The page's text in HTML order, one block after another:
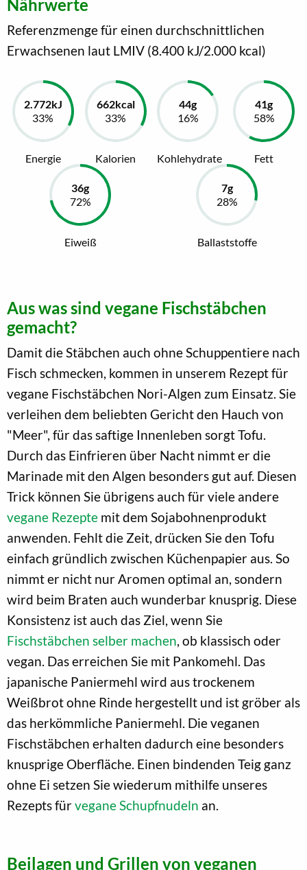
Nährwerte
Referenzmenge für einen durchschnittlichen
Erwachsenen laut LMIV (8.400 kJ/2.000 kcal)
Energie Kalorien Kohlehydrate Fett
Eiweiß Ballaststoffe
Aus was sind vegane Fischstäbchen
gemacht?
Damit die Stäbchen auch ohne Schuppentiere nach
Fisch schmecken, kommen in unserem Rezept für
vegane Fischstäbchen Nori-Algen zum Einsatz. Sie
verleihen dem beliebten Gericht den Hauch von
"Meer", für das saftige Innenleben sorgt Tofu.
Durch das Einfrieren über Nacht nimmt er die
Marinade mit den Algen besonders gut auf. Diesen
Trick können Sie übrigens auch für viele andere
vegane Rezepte mit dem Sojabohnenprodukt
anwenden. Fehlt die Zeit, drücken Sie den Tofu
einfach gründlich zwischen Küchenpapier aus. So
nimmt er nicht nur Aromen optimal an, sondern
wird beim Braten auch wunderbar knusprig. Diese
Konsistenz ist auch das Ziel, wenn Sie
Fischstäbchen selber machen, ob klassisch oder
vegan. Das erreichen Sie mit Pankomehl. Das
japanische Paniermehl wird aus trockenem
Weißbrot ohne Rinde hergestellt und ist gröber als
das herkömmliche Paniermehl. Die veganen
Fischstäbchen erhalten dadurch eine besonders
knusprige Oberfläche. Einen bindenden Teig ganz
ohne Ei setzen Sie wiederum mithilfe unseres
Rezepts fürvegane Schupfnudeln an.
Beilagen und Grillen von veganen